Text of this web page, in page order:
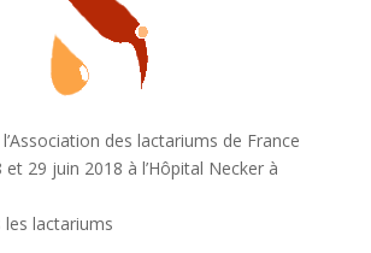
des lactariums de France
et 29 juin 2018 à l’Hôpital Necker à
lactariums